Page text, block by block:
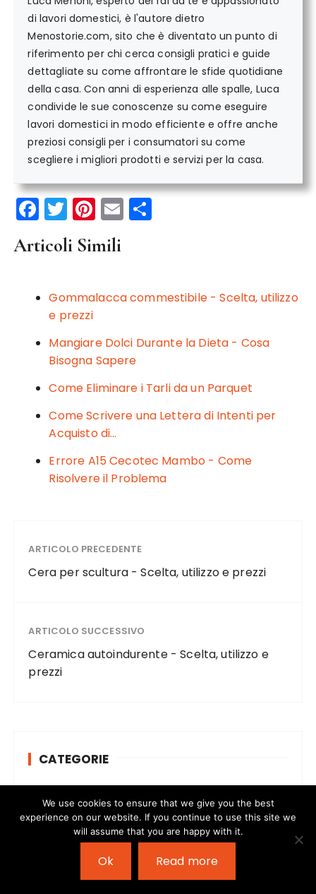
di lavori domestici, è l'autore dietro
Menostorie.com, sito che è diventato un punto di
riferimento per chi cerca consigli pratici e guide
dettagliate su come affrontare le sfide quotidiane
della casa. Con anni di esperienza alle spalle, Luca
condivide le sue conoscenze su come eseguire
lavori domestici in modo efficiente e offre anche
preziosi consigli per i consumatori su come
scegliere i migliori prodotti e servizi per la casa.
F
a
c
b
o
o
k
T
w
it
r
Pi
n
te
st
E
m
vi
Articoli Simili
Gommalacca commestibile - Scelta, utilizzo
e prezzi
Mangiare Dolci Durante la Dieta - Cosa
Bisogna Sapere
Come Eliminare i Tarli da un Parquet
Come Scrivere una Lettera di Intenti per
Acquisto di…
Errore A15 Cecotec Mambo - Come
Risolvere il Problema
ARTICOLO PRECEDENTE
Cera per scultura - Scelta, utilizzo e prezzi
ARTICOLO SUCCESSIVO
Ceramica autoindurente - Scelta, utilizzo e
prezzi
CATEGORIE
We use cookies to ensure that we give you the best
experience on our website. If you continue to use this site we
will assume that you are happy with it.
Ok Read more